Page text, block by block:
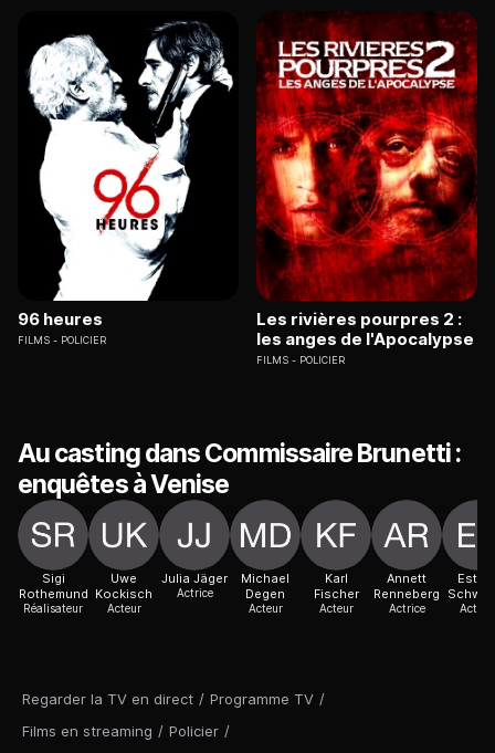
Regarder la TV en direct / Programme TV /
Films en streaming / Policier /
96 heures
FILMS POLICIER
Les rivières pourpres 2 :
les anges de l'Apocalypse
FILMS POLICIER
Au casting dans Commissaire Brunetti :
enquêtes à Venise
Sigi
Rothemund
Réalisateur
Uwe
Kockisch
Acteur
Julia Jäger
Actrice
Michael
Degen
Acteur
Karl
Fischer
Acteur
Annett
Renneberg
Actrice Actrice